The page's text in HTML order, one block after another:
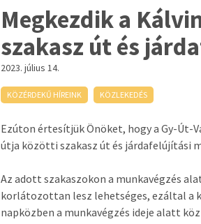
Megkezdik a
szakasz út és
2023. július 14.
KÖZÉRDEKŰ HÍREINK KÖZLEKEDÉS
Ezúton értesítjük Önöket, hogy a Gy-Út-
útja közötti szakasz út és járdafelújítási
Az adott szakaszokon a munkavégzés
korlátozottan lesz lehetséges, ezáltal a
napközben a munkavégzés ideje alatt